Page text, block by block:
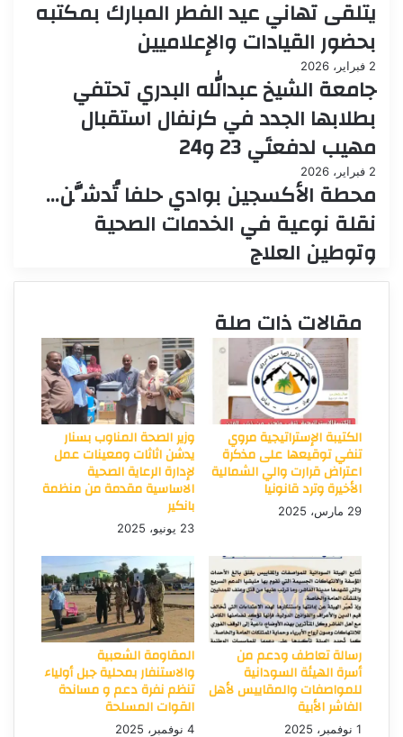
يتلقى تهاني عيد الفطر المبارك بمكتبه
بحضور القيادات والإعلاميين
2 فبراير، 2026
جامعة الشيخ عبدالله البدري تحتفي
بطلابها الجدد في كرنفال استقبال
مهيب لدفعتَي 23 و24
2 فبراير، 2026
محطة الأكسجين بوادي حلفا تُدشَّن…
نقلة نوعية في الخدمات الصحية
وتوطين العلاج
مقالات ذات صلة
وزير الصحة المناوب بسنار
يدشن اثاثات ومعينات عمل
لإدارة الرعاية الصحية
الاساسية مقدمة من منظمة
بانكير
23 يونيو، 2025
الكتيبة الإستراتيجية مروي
تنفي توقيعها على مذكرة
اعتراض قرارت والي الشمالية
الأخيرة وترد قانونيا
29 مارس، 2025
المقاومة الشعبية
والاستنفار بمحلية جبل أولياء
تنظم نفرة دعم و مساندة
القوات المسلحة
4 نوفمبر، 2025
رسالة تعاطف ودعم من
أسرة الهيئة السودانية
للمواصفات والمقاييس لأهل
الفاشر الأبية
1 نوفمبر، 2025